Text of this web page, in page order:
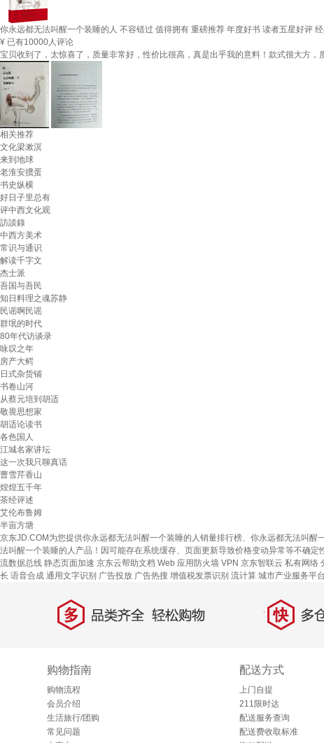
你永远都无法叫醒一个装睡的人 不容错过 值得拥有 重磅推荐 年度好书 读者五星好评
¥ 已有10000人评论
宝贝收到了，太惊喜了，质量非常好，性价比很高，真是出乎我的意料！款式很大方
相关推荐
文化梁漱溟
来到地球
老淮安掼蛋
书史纵横
好日子里总有
评中西文化观
訪談錄
中西方美术
常识与通识
解读千字文
杰士派
吾国与吾民
知日料理之魂苏静
民谣啊民谣
群氓的时代
80年代访谈录
咏叹之年
房产大鳄
日式杂货铺
书卷山河
从蔡元培到胡适
敬畏思想家
胡适论读书
各色国人
江城名家讲坛
这一次我只聊真话
曹雪芹香山
煌煌五千年
茶经评述
艾伦布鲁姆
半亩方塘
京东JD.COM为您提供你永远都无法叫醒一个装睡的人销量排行榜、你永远都无法叫
法叫醒一个装睡的人产品！因可能存在系统缓存、页面更新导致价格变动异常等不确
流数据总线 静态页面加速 京东云帮助文档 Web 应用防火墙 VPN 京东智联云 私有网络
长 语音合成 通用文字识别 广告投放 广告热搜 增值税发票识别 流计算 城市产业服务平台
多 品类齐全，轻松购物 快 多仓
购物指南
购物流程
会员介绍
生活旅行/团购
常见问题
配送方式
上门自提
211限时达
配送服务查询
配送费收取标准